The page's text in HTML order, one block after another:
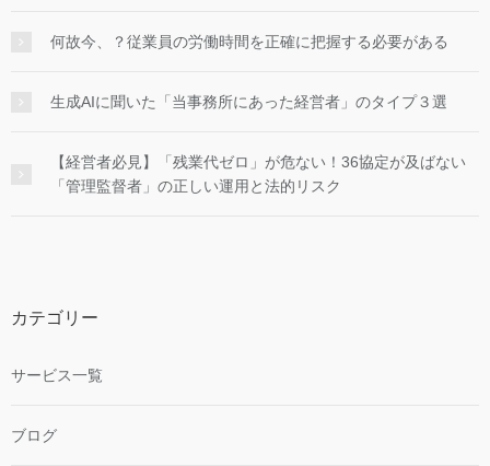
何故今、？従業員の労働時間を正確に把握する必要がある
生成AIに聞いた「当事務所にあった経営者」のタイプ３選
【経営者必見】「残業代ゼロ」が危ない！36協定が及ばない
「管理監督者」の正しい運用と法的リスク
カテゴリー
サービス一覧
ブログ